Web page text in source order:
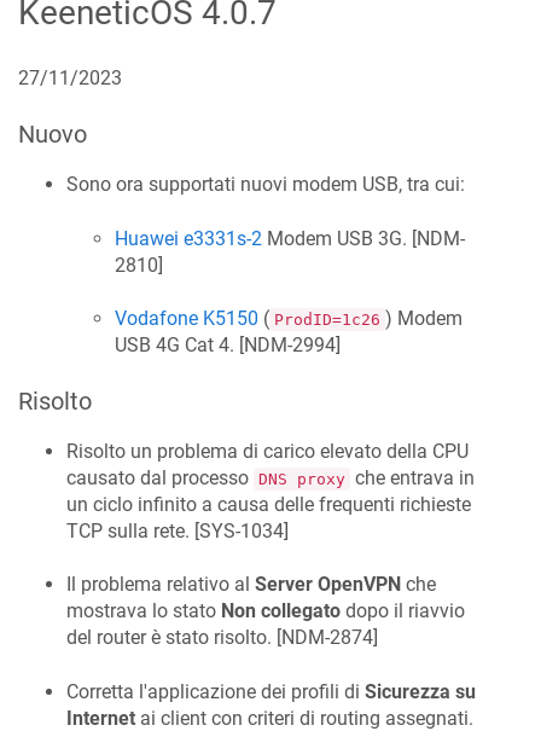
KeeneticOS 4.0.7
27/11/2023
Nuovo
Sono ora supportati nuovi modem USB, tra cui:
Huawei e3331s-2 Modem USB 3G. [NDM-
2810]
Vodafone K5150 ( ProdID=1c26 ) Modem
USB 4G Cat 4. [NDM-2994]
Risolto
Risolto un problema di carico elevato della CPU
causato dal processo DNS proxy che entrava in
un ciclo infinito a causa delle frequenti richieste
TCP sulla rete. [SYS-1034]
Il problema relativo al Server OpenVPN che
mostrava lo stato Non collegato dopo il riavvio
del router è stato risolto. [NDM-2874]
Corretta l'applicazione dei profili di Sicurezza su
Internet ai client con criteri di routing assegnati.